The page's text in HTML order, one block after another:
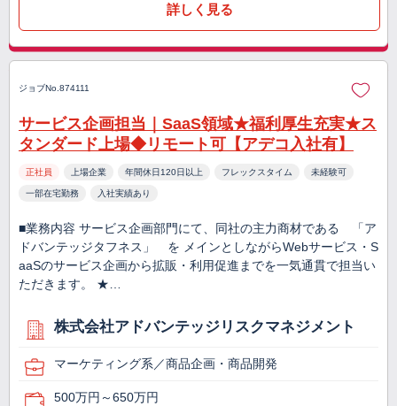
詳しく見る
ジョブNo.874111
サービス企画担当｜SaaS領域★福利厚生充実★ス
タンダード上場◆リモート可【アデコ入社有】
正社員 上場企業 年間休日120日以上 フレックスタイム 未経験可
一部在宅勤務 入社実績あり
■業務内容 サービス企画部門にて、同社の主力商材である 「ア
ドバンテッジタフネス」 を メインとしながらWebサービス・S
aaSのサービス企画から拡販・利用促進までを一気通貫で担当い
ただきます。 ★…
株式会社アドバンテッジリスクマネジメント
マーケティング系／商品企画・商品開発
500万円～650万円